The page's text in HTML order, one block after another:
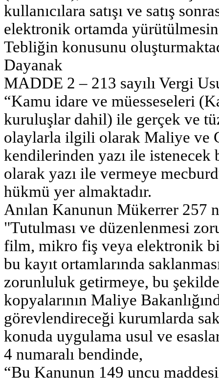
kullanıcılara satışı ve satış
elektronik ortamda
Tebliğin konusunu
Dayanak
MADDE 2 – 213 sayılı Vergi
“Kamu idare ve müesseseleri
kuruluşlar dahil) ile gerçek ve
olaylarla ilgili olarak Maliye ve
kendilerinden yazı ile
olarak yazı ile vermeye
hükmü yer almaktadır.
Anılan Kanunun Mükerrer 257
"Tutulması ve düzenlenmesi
film, mikro fiş veya elektronik
bu kayıt ortamlarında
zorunluluk getirmeye, bu
kopyalarının Maliye
görevlendireceği kurumlarda
konuda uygulama usul ve
4 numaralı bendinde,
“Bu Kanunun 149 uncu